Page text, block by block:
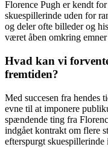
Florence Pugh er kendt
skuespillerinde uden for
og deler ofte billeder og
været åben omkring
Hvad kan vi
fremtiden?
Med succesen fra hendes
evne til at imponere
spændende ting fra
indgået kontrakt om flere
efterspurgt skuespillerinde